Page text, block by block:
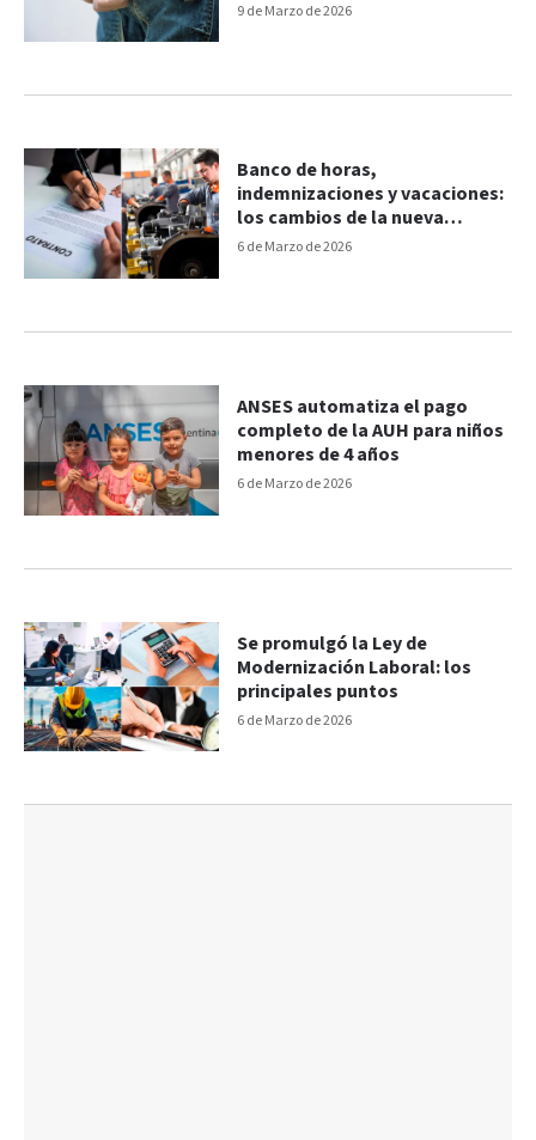
9 de Marzo de 2026
6 de Marzo de 2026
Banco de horas,
indemnizaciones y vacaciones:
los cambios de la nueva
reforma laboral
6 de Marzo de 2026
ANSES automatiza el pago
completo de la AUH para niños
menores de 4 años
6 de Marzo de 2026
Se promulgó la Ley de
Modernización Laboral: los
principales puntos